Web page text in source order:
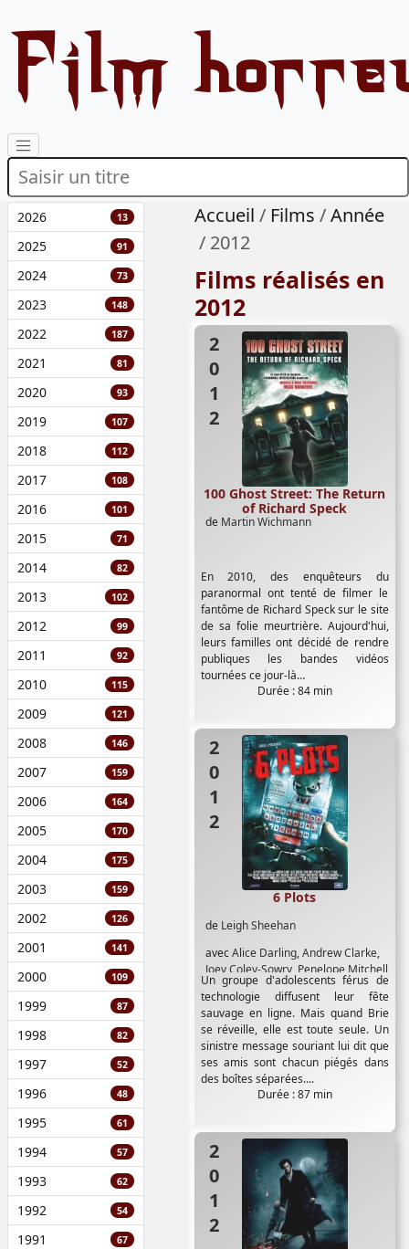
Film
2026 13
2025 91
2024 73
2023 148
2022 187
2021 81
2020 93
2019 107
2018 112
2017 108
2016 101
2015 71
2014 82
2013 102
2012 99
2011 92
2010 115
2009 121
2008 146
2007 159
2006 164
2005 170
2004 175
2003 159
2002 126
2001 141
2000 109
1999 87
1998 82
1997 52
1996 48
1995 61
1994 57
1993 62
1992 54
1991 67
Accueil Films
Année
2012
Films réalisés en
2012
2012
de Martin Wichmann
100 Ghost Street: The Return
of Richard Speck
En 2010, des enquêteurs du
paranormal ont tenté de filmer le
fantôme de Richard Speck sur le site
de sa folie meurtrière. Aujourd'hui,
leurs familles ont décidé de rendre
publiques les bandes vidéos
tournées ce jour-là…
Durée : 84 min
2012
de Leigh Sheehan
avecAlice Darling,Andrew Clarke,
Joey Coley-Sowry, Penelope Mitchell
6 Plots
Un groupe d'adolescents férus de
technologie diffusent leur fête
sauvage en ligne. Mais quand Brie
se réveille, elle est toute seule. Un
sinistre message souriant lui dit que
ses amis sont chacun piégés dans
des boîtes séparées....
Durée : 87 min
2012